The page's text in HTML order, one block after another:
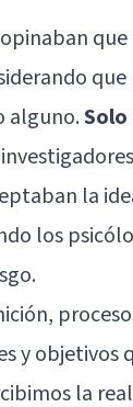
alguno.Solo
la
los
y objetivos
la